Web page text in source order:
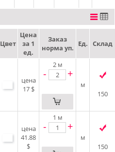
Цвет
Цена
за 1
ед.
Заказ
норма уп.
Ед. Склад
цена
17 $
2 м
- +
м
150
цена
41.88
$
1 м
- +
м
150